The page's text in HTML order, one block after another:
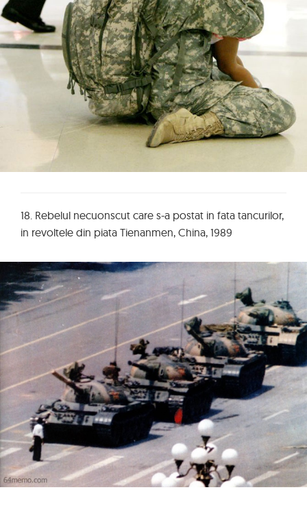
18. Rebelul necuonscut care s-a postat in fata tancurilor,
in revoltele din piata Tienanmen, China, 1989